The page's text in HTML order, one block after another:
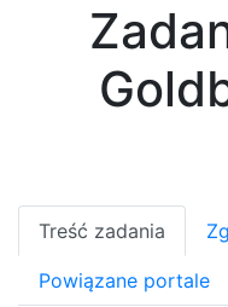
Treść zadania
Powiązane portale